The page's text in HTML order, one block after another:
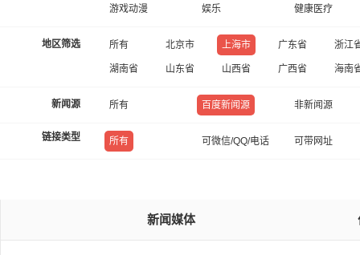
游戏动漫 娱乐 健康医疗
地区筛选 所有 北京市 上海市 广东省 浙江
湖南省 山东省 山西省 广西省 海南
新闻源 所有 百度新闻源 非新闻源
链接类型 所有 可微信/QQ/电话 可带网址
新闻媒体